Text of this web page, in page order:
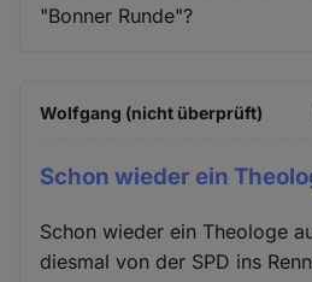
"Bonner Runde"?
Wolfgang (nicht überprüft)
Schon wieder ein
Schon wieder ein Theologe
diesmal von der SPD ins